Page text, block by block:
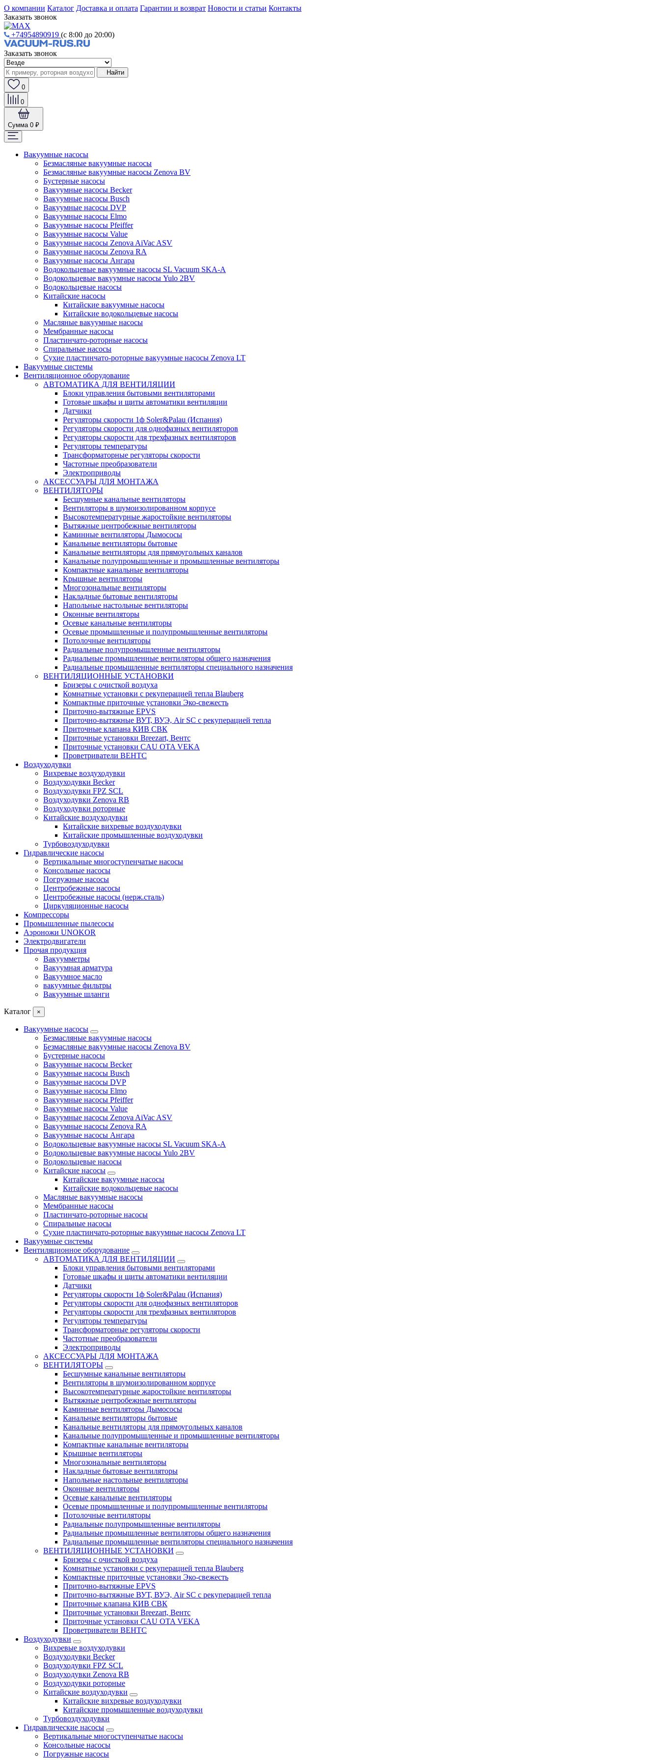
О компании Каталог Доставка и оплата Гарантии и возврат Новости и статьи Контакты
Заказать звонок
+74954890919 (с 8:00 до 20:00)
Заказать звонок
Найти
0
0
Сумма 0 ₽
Вакуумные насосы
Безмасляные вакуумные насосы
Безмасляные вакуумные насосы Zenova BV
Бустерные насосы
Вакуумные насосы Becker
Вакуумные насосы Busch
Вакуумные насосы DVP
Вакуумные насосы Elmo
Вакуумные насосы Pfeiffer
Вакуумные насосы Value
Вакуумные насосы Zenova AiVac ASV
Вакуумные насосы Zenova RA
Вакуумные насосы Ангара
Водокольцевые вакуумные насосы SL Vacuum SKA-A
Водокольцевые вакуумные насосы Yulo 2BV
Водокольцевые насосы
Китайские насосы
Китайские вакуумные насосы
Китайские водокольцевые насосы
Масляные вакуумные насосы
Мембранные насосы
Пластинчато-роторные насосы
Спиральные насосы
Сухие пластинчато-роторные вакуумные насосы Zenova LT
Вакуумные системы
Вентиляционное оборудование
АВТОМАТИКА ДЛЯ ВЕНТИЛЯЦИИ
Блоки управления бытовыми вентиляторами
Готовые шкафы и щиты автоматики вентиляции
Датчики
Регуляторы скорости 1ф Soler&Palau (Испания)
Регуляторы скорости для однофазных вентиляторов
Регуляторы скорости для трехфазных вентиляторов
Регуляторы температуры
Трансформаторные регуляторы скорости
Частотные преобразователи
Электроприводы
АКСЕССУАРЫ ДЛЯ МОНТАЖА
ВЕНТИЛЯТОРЫ
Бесшумные канальные вентиляторы
Вентиляторы в шумоизолированном корпусе
Высокотемпературные жаростойкие вентиляторы
Вытяжные центробежные вентиляторы
Каминные вентиляторы Дымососы
Канальные вентиляторы бытовые
Канальные вентиляторы для прямоугольных каналов
Канальные полупромышленные и промышленные вентиляторы
Компактные канальные вентиляторы
Крышные вентиляторы
Многозональные вентиляторы
Накладные бытовые вентиляторы
Напольные настольные вентиляторы
Оконные вентиляторы
Осевые канальные вентиляторы
Осевые промышленные и полупромышленные вентиляторы
Потолочные вентиляторы
Радиальные полупромышленные вентиляторы
Радиальные промышленные вентиляторы общего назначения
Радиальные промышленные вентиляторы специального назначения
ВЕНТИЛЯЦИОННЫЕ УСТАНОВКИ
Бризеры с очисткой воздуха
Комнатные установки с рекуперацией тепла Blauberg
Компактные приточные установки Эко-свежесть
Приточно-вытяжные EPVS
Приточно-вытяжные ВУТ, ВУЭ, Air SC с рекуперацией тепла
Приточные клапана КИВ СВК
Приточные установки Breezart, Вентс
Приточные установки CAU OTA VEKA
Проветриватели ВЕНТС
Воздуходувки
Вихревые воздуходувки
Воздуходувки Becker
Воздуходувки FPZ SCL
Воздуходувки Zenova RB
Воздуходувки роторные
Китайские воздуходувки
Китайские вихревые воздуходувки
Китайские промышленные воздуходувки
Турбовоздуходувки
Гидравлические насосы
Вертикальные многоступенчатые насосы
Консольные насосы
Погружные насосы
Центробежные насосы
Центробежные насосы (нерж.сталь)
Циркуляционные насосы
Компрессоры
Промышленные пылесосы
Аэроножи UNOKOR
Электродвигатели
Прочая продукция
Вакуумметры
Вакуумная арматура
Вакуумное масло
вакуумные фильтры
Вакуумные шланги
Каталог ×
Вакуумные насосы
Безмасляные вакуумные насосы
Безмасляные вакуумные насосы Zenova BV
Бустерные насосы
Вакуумные насосы Becker
Вакуумные насосы Busch
Вакуумные насосы DVP
Вакуумные насосы Elmo
Вакуумные насосы Pfeiffer
Вакуумные насосы Value
Вакуумные насосы Zenova AiVac ASV
Вакуумные насосы Zenova RA
Вакуумные насосы Ангара
Водокольцевые вакуумные насосы SL Vacuum SKA-A
Водокольцевые вакуумные насосы Yulo 2BV
Водокольцевые насосы
Китайские насосы
Китайские вакуумные насосы
Китайские водокольцевые насосы
Масляные вакуумные насосы
Мембранные насосы
Пластинчато-роторные насосы
Спиральные насосы
Сухие пластинчато-роторные вакуумные насосы Zenova LT
Вакуумные системы
Вентиляционное оборудование
АВТОМАТИКА ДЛЯ ВЕНТИЛЯЦИИ
Блоки управления бытовыми вентиляторами
Готовые шкафы и щиты автоматики вентиляции
Датчики
Регуляторы скорости 1ф Soler&Palau (Испания)
Регуляторы скорости для однофазных вентиляторов
Регуляторы скорости для трехфазных вентиляторов
Регуляторы температуры
Трансформаторные регуляторы скорости
Частотные преобразователи
Электроприводы
АКСЕССУАРЫ ДЛЯ МОНТАЖА
ВЕНТИЛЯТОРЫ
Бесшумные канальные вентиляторы
Вентиляторы в шумоизолированном корпусе
Высокотемпературные жаростойкие вентиляторы
Вытяжные центробежные вентиляторы
Каминные вентиляторы Дымососы
Канальные вентиляторы бытовые
Канальные вентиляторы для прямоугольных каналов
Канальные полупромышленные и промышленные вентиляторы
Компактные канальные вентиляторы
Крышные вентиляторы
Многозональные вентиляторы
Накладные бытовые вентиляторы
Напольные настольные вентиляторы
Оконные вентиляторы
Осевые канальные вентиляторы
Осевые промышленные и полупромышленные вентиляторы
Потолочные вентиляторы
Радиальные полупромышленные вентиляторы
Радиальные промышленные вентиляторы общего назначения
Радиальные промышленные вентиляторы специального назначения
ВЕНТИЛЯЦИОННЫЕ УСТАНОВКИ
Бризеры с очисткой воздуха
Комнатные установки с рекуперацией тепла Blauberg
Компактные приточные установки Эко-свежесть
Приточно-вытяжные EPVS
Приточно-вытяжные ВУТ, ВУЭ, Air SC с рекуперацией тепла
Приточные клапана КИВ СВК
Приточные установки Breezart, Вентс
Приточные установки CAU OTA VEKA
Проветриватели ВЕНТС
Воздуходувки
Вихревые воздуходувки
Воздуходувки Becker
Воздуходувки FPZ SCL
Воздуходувки Zenova RB
Воздуходувки роторные
Китайские воздуходувки
Китайские вихревые воздуходувки
Китайские промышленные воздуходувки
Турбовоздуходувки
Гидравлические насосы
Вертикальные многоступенчатые насосы
Консольные насосы
Погружные насосы